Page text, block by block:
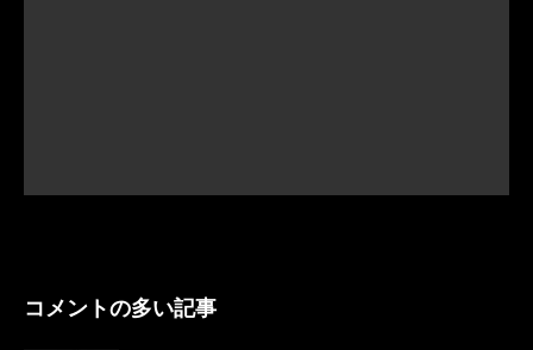
コメントの多い記事